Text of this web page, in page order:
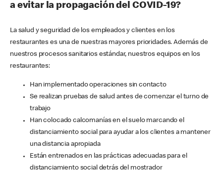
a evitar la propagación del COVID-19?
La salud y seguridad de los empleados y clientes en los
restaurantes es una de nuestras mayores prioridades. Además de
nuestros procesos sanitarios estándar, nuestros equipos en los
restaurantes:
Han implementado operaciones sin contacto
Se realizan pruebas de salud antes de comenzar el turno de
trabajo
Han colocado calcomanías en el suelo marcando el
distanciamiento social para ayudar a los clientes a mantener
una distancia apropiada
Están entrenados en las prácticas adecuadas para el
distanciamiento social detrás del mostrador